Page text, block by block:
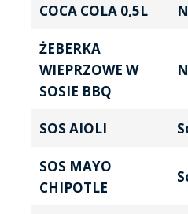
COCA COLA 0,5L
ŻEBERKA
WIEPRZOWE W
SOSIE BBQ
SOS AIOLI
SOS MAYO
CHIPOTLE